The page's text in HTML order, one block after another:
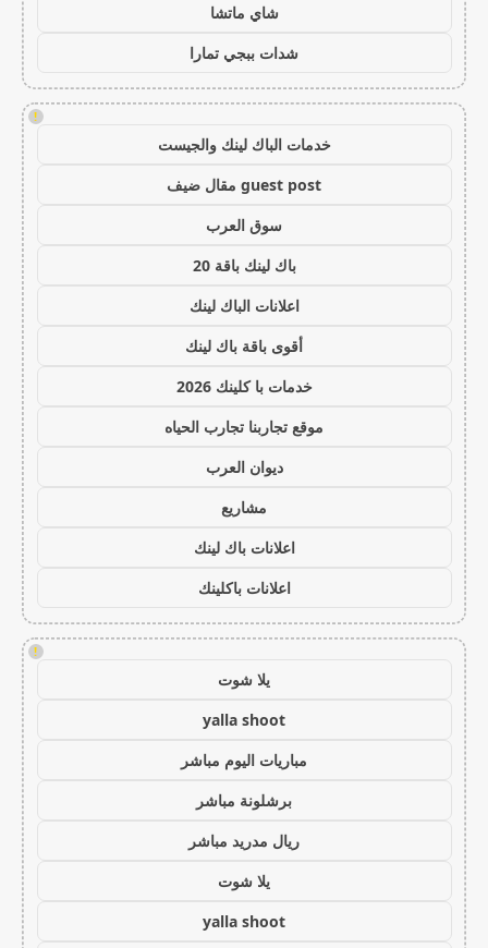
شاي ماتشا
شدات ببجي تمارا
!
خدمات الباك لينك والجيست
guest post مقال ضيف
سوق العرب
باك لينك باقة 20
اعلانات الباك لينك
أقوى باقة باك لينك
خدمات با كلينك 2026
موقع تجاربنا تجارب الحياه
ديوان العرب
مشاريع
اعلانات باك لينك
اعلانات باكلينك
!
يلا شوت
yalla shoot
مباريات اليوم مباشر
برشلونة مباشر
ريال مدريد مباشر
يلا شوت
yalla shoot